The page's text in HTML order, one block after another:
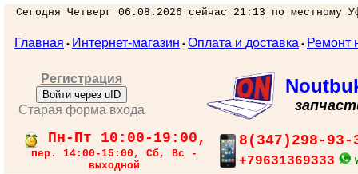
Сегодня Четверг 06.08.2026 сейчас 21:13 по местному
Главная • Интернет-магазин • Оплата и доставка • Ремонт
Регистрация
Войти через uID
Старая форма входа
Пн-Пт 10:00-19:00,
пер. 14:00-15:00, Сб, Вс -
выходной
8(347)298-93-
+79631369333